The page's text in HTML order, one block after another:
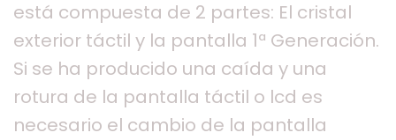
está compuesta de 2 partes: El cristal
exterior táctil y la pantalla 1ª Generación.
Si se ha producido una caída y una
rotura de la pantalla táctil o lcd es
necesario el cambio de la pantalla